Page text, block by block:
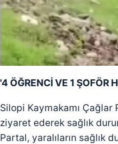
6698 sayılı Kişisel Verilerin
mevzuata uygun olarak
'4 ÖĞRENCİ VE 1 ŞOFÖR
Silopi Kaymakamı Çağlar
ziyaret ederek sağlık
Partal, yaralıların sağlık